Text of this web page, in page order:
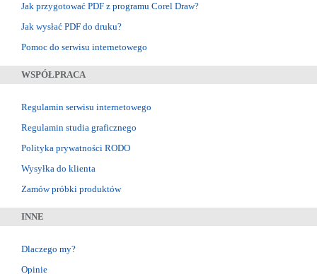
Jak przygotować PDF z programu Corel Draw?
Jak wysłać PDF do druku?
Pomoc do serwisu internetowego
WSPÓŁPRACA
Regulamin serwisu internetowego
Regulamin studia graficznego
Polityka prywatności RODO
Wysyłka do klienta
Zamów próbki produktów
INNE
Dlaczego my?
Opinie